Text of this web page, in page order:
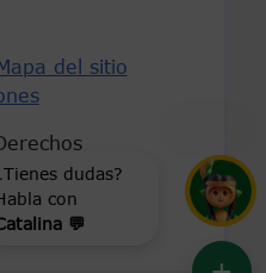
dudas?
con
💬
del sitio